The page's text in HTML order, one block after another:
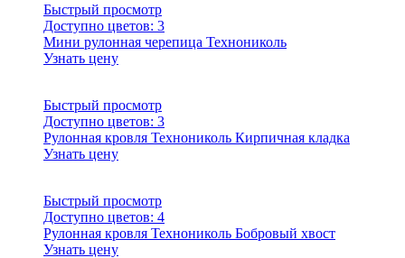
Быстрый просмотр
Доступно цветов: 3
Мини рулонная черепица Технониколь
Узнать цену
Быстрый просмотр
Доступно цветов: 3
Рулонная кровля Технониколь Кирпичная кладка
Узнать цену
Быстрый просмотр
Доступно цветов: 4
Рулонная кровля Технониколь Бобровый хвост
Узнать цену